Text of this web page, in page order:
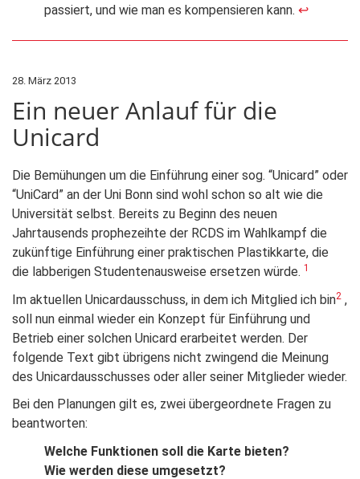
passiert, und wie man es kompensieren kann. ↩
28. März 2013
Ein neuer Anlauf für die
Unicard
Die Bemühungen um die Einführung einer sog. “Unicard” oder
“UniCard” an der Uni Bonn sind wohl schon so alt wie die
Universität selbst. Bereits zu Beginn des neuen
Jahrtausends prophezeihte der RCDS im Wahlkampf die
zukünftige Einführung einer praktischen Plastikkarte, die
die labberigen Studentenausweise ersetzen würde. 1
Im aktuellen Unicardausschuss, in dem ich Mitglied ich bin2 ,
soll nun einmal wieder ein Konzept für Einführung und
Betrieb einer solchen Unicard erarbeitet werden. Der
folgende Text gibt übrigens nicht zwingend die Meinung
des Unicardausschusses oder aller seiner Mitglieder wieder.
Bei den Planungen gilt es, zwei übergeordnete Fragen zu
beantworten:
Welche Funktionen soll die Karte bieten?
Wie werden diese umgesetzt?